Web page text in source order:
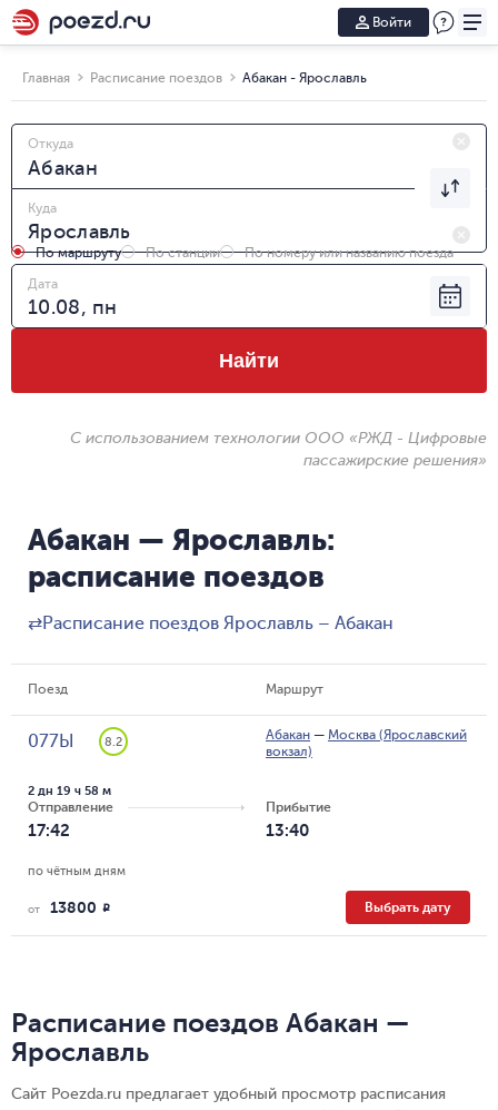
Войти
Главная Расписание поездов Абакан - Ярославль
Откуда
Куда
По маршруту По станции
По номеру или названию поезда
Дата
Найти
С использованием технологии ООО «РЖД - Цифровые
пассажирские решения»
Абакан — Ярославль:
расписание поездов
⇄Расписание поездов Ярославль – Абакан
Поезд Маршрут
077Ы 8.2 Абакан — Москва (Ярославский
вокзал)
Отправление
17:42
2 дн 19 ч 58 м
Прибытие
13:40
по чётным дням
от 13800 R Выбрать дату
Расписание поездов Абакан —
Ярославль
Сайт Poezda.ru предлагает удобный просмотр расписания